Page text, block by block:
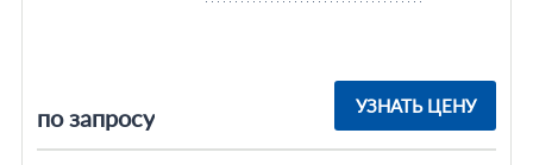
по запросу УЗНАТЬ ЦЕНУ